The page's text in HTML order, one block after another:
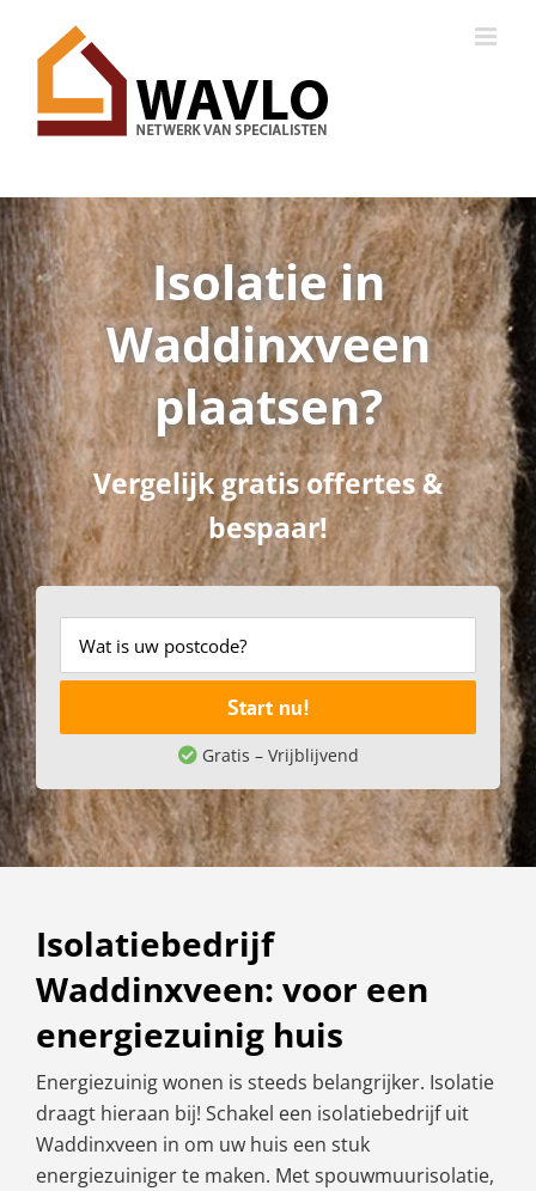
Isolatie in
Waddinxveen
plaatsen?
Vergelijk gratis offertes &
bespaar!
Start nu!
Gratis – Vrijblijvend
Isolatiebedrijf
Waddinxveen: voor een
energiezuinig huis
Energiezuinig wonen is steeds belangrijker. Isolatie
draagt hieraan bij! Schakel een isolatiebedrijf uit
Waddinxveen in om uw huis een stuk
energiezuiniger te maken. Met spouwmuurisolatie,